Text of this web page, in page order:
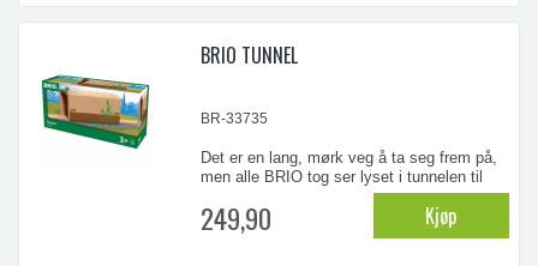
BRIO TUNNEL
BR-33735
Det er en lang, mørk veg å ta seg frem på,
men alle BRIO tog ser lyset i tunnelen til
sist. Denne tunnelen gjør togeventyret enda
mer spennende! Alle detaljer i tre kommer
fra FSC-sertifisert tre.
249,90 Kjøp